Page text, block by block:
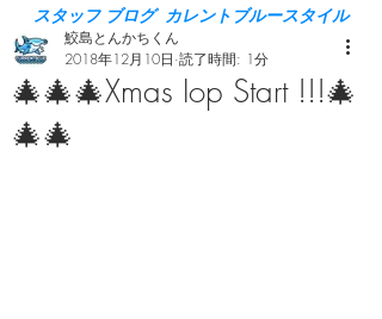
スタッフ ブログ カレントブルースタイル
🎄🎄🎄Xmas Iop Start !!!🎄
🎄🎄
鮫島とんかちくん
2018年12月10日 読了時間: 1分